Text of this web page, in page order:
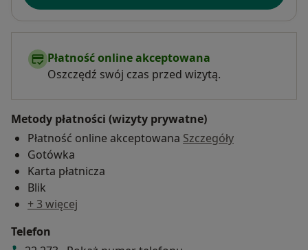
Płatność online akceptowana
Oszczędź swój czas przed wizytą.
Metody płatności (wizyty prywatne)
Płatność online akceptowana Szczegóły
Gotówka
Karta płatnicza
Blik
+ 3 więcej
Telefon